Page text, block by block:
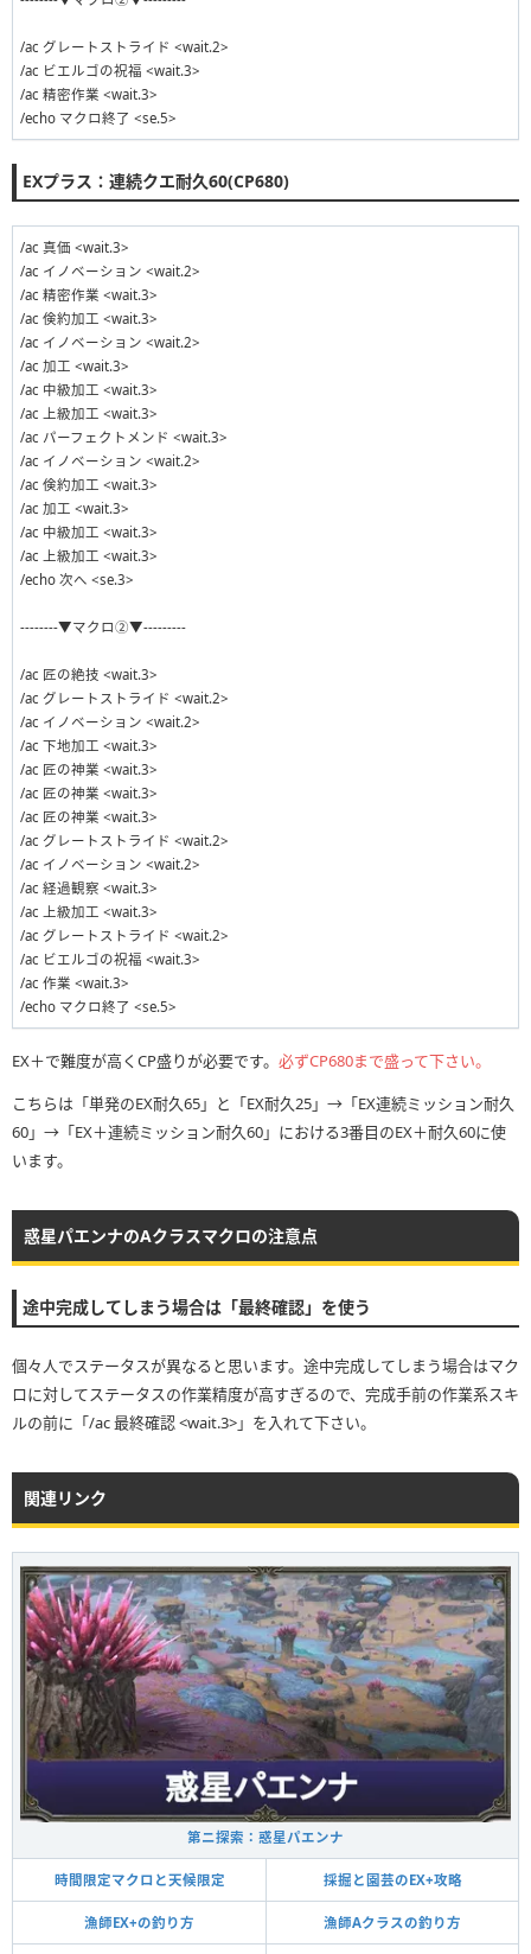
/ac グレートストライド <wait.2>
/ac ビエルゴの祝福 <wait.3>
/ac 精密作業 <wait.3>
/echo マクロ終了 <se.5>
EXプラス：連続クエ耐久60(CP680)
/ac 真価 <wait.3>
/ac イノベーション <wait.2>
/ac 精密作業 <wait.3>
/ac 倹約加工 <wait.3>
/ac イノベーション <wait.2>
/ac 加工 <wait.3>
/ac 中級加工 <wait.3>
/ac 上級加工 <wait.3>
/ac パーフェクトメンド <wait.3>
/ac イノベーション <wait.2>
/ac 倹約加工 <wait.3>
/ac 加工 <wait.3>
/ac 中級加工 <wait.3>
/ac 上級加工 <wait.3>
/echo 次へ <se.3>
--------▼マクロ②▼---------
/ac 匠の絶技 <wait.3>
/ac グレートストライド <wait.2>
/ac イノベーション <wait.2>
/ac 下地加工 <wait.3>
/ac 匠の神業 <wait.3>
/ac 匠の神業 <wait.3>
/ac 匠の神業 <wait.3>
/ac グレートストライド <wait.2>
/ac イノベーション <wait.2>
/ac 経過観察 <wait.3>
/ac 上級加工 <wait.3>
/ac グレートストライド <wait.2>
/ac ビエルゴの祝福 <wait.3>
/ac 作業 <wait.3>
/echo マクロ終了 <se.5>
EX＋で難度が高くCP盛りが必要です。 必ずCP680まで盛って下さい。
こちらは「単発のEX耐久65」と「EX耐久25」→「EX連続ミッション耐久
60」→「EX＋連続ミッション耐久60」における3番目のEX＋耐久60に使
います。
惑星パエンナのAクラスマクロの注意点
途中完成してしまう場合は「最終確認」を使う
個々人でステータスが異なると思います。途中完成してしまう場合はマク
ロに対してステータスの作業精度が高すぎるので、完成手前の作業系スキ
ルの前に「/ac 最終確認 <wait.3>」を入れて下さい。
関連リンク
第ニ探索：惑星パエンナ
時間限定マクロと天候限定 採掘と園芸のEX+攻略
漁師EX+の釣り方 漁師Aクラスの釣り方